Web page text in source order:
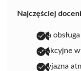
Najczęściej
miła obsługa
atrakcyjne
przyjazna